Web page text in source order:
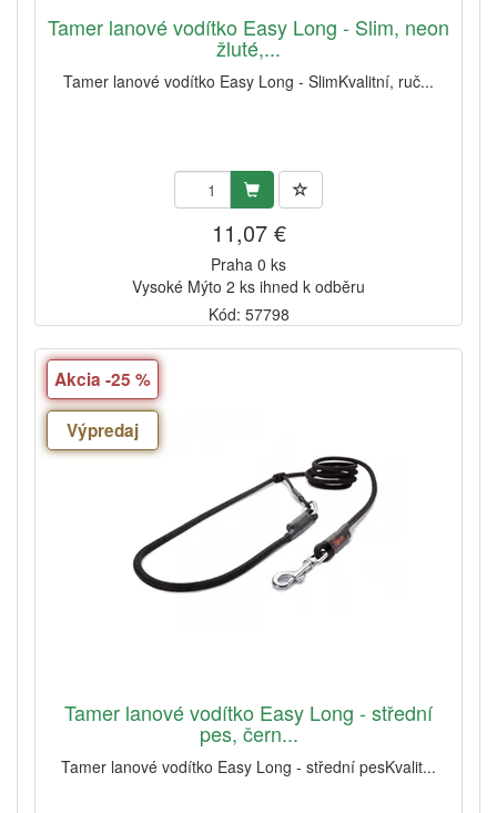
Tamer lanové vodítko Easy Long - Slim, neon
žluté,...
Tamer lanové vodítko Easy Long - SlimKvalitní, ruč...
11,07 €
Praha 0 ks
Vysoké Mýto 2 ks ihned k odběru
Kód: 57798
Akcia -25 %
Výpredaj
Tamer lanové vodítko Easy Long - střední
pes, čern...
Tamer lanové vodítko Easy Long - střední pesKvalit...